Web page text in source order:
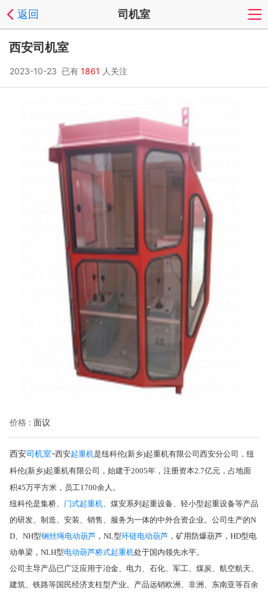
返回 司机室
西安司机室
2023-10-23 已有 1861 人关注
价格 : 面议
西安司机室-西安起重机是纽科伦(新乡)起重机有限公司西安分公司，纽
科伦(新乡)起重机有限公司，始建于2005年，注册资本2.7亿元，占地面
积45万平方米，员工1700余人。
纽科伦是集桥、 门式起重机 、煤安系列起重设备、轻小型起重设备等产品
的研发、制造、安装、销售、服务为一体的中外合资企业。公司生产的N
D、NH型钢丝绳电动葫芦 ，NL型环链电动葫芦 ，矿用防爆葫芦，HD型电
动单梁，NLH型电动葫芦桥式起重机处于国内领先水平。
公司主导产品已广泛应用于冶金、电力、石化、军工、煤炭、航空航天、
建筑、铁路等国民经济支柱型产业。产品远销欧洲、非洲、东南亚等百余